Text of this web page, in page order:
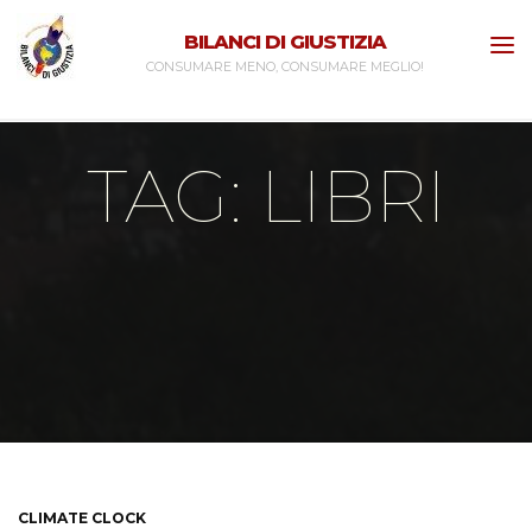
content
BILANCI DI GIUSTIZIA
CONSUMARE MENO, CONSUMARE MEGLIO!
TAG: LIBRI
CLIMATE CLOCK